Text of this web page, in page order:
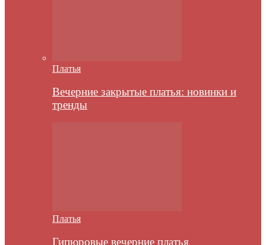
Платья
Вечерние закрытые платья: новинки и
тренды
Платья
Гипюровые вечерние платья